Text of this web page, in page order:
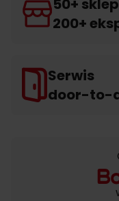
50+
200+
Serwis
door-to-